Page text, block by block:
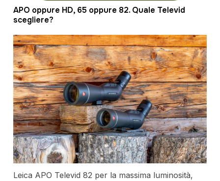
APO oppure HD, 65 oppure 82. Quale Televid
scegliere?
Leica APO Televid 82 per la massima luminosità,